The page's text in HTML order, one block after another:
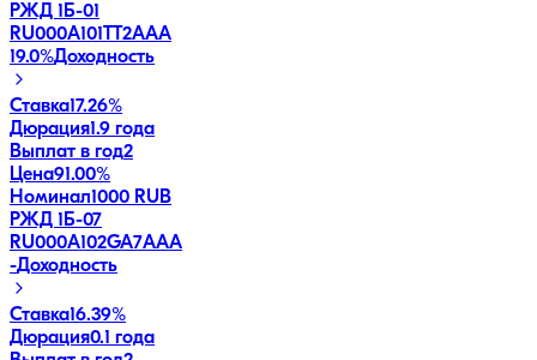
РЖД 1Б-01
RU000A101TT2AAA
19.0%Доходность
Ставка17.26%
Дюрация1.9 года
Выплат в год2
Цена91.00%
Номинал1000 RUB
РЖД 1Б-07
RU000A102GA7AAA
-Доходность
Ставка16.39%
Дюрация0.1 года